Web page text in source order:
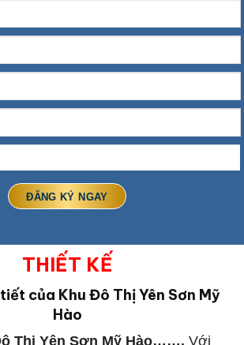
THIẾT KẾ
của Khu Đô Thị Yên Sơn Mỹ
Hào
Thị Yên Sơn Mỹ Hào……. Với